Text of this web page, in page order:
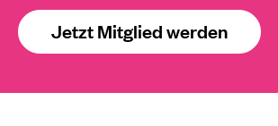
Jetzt Mitglied werden